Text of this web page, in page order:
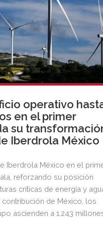
operativo
en el primer
su
Iberdrola México
Iberdrola México en el
reforzando su posición
críticas de energía y
de México, los
ascienden a 1.243